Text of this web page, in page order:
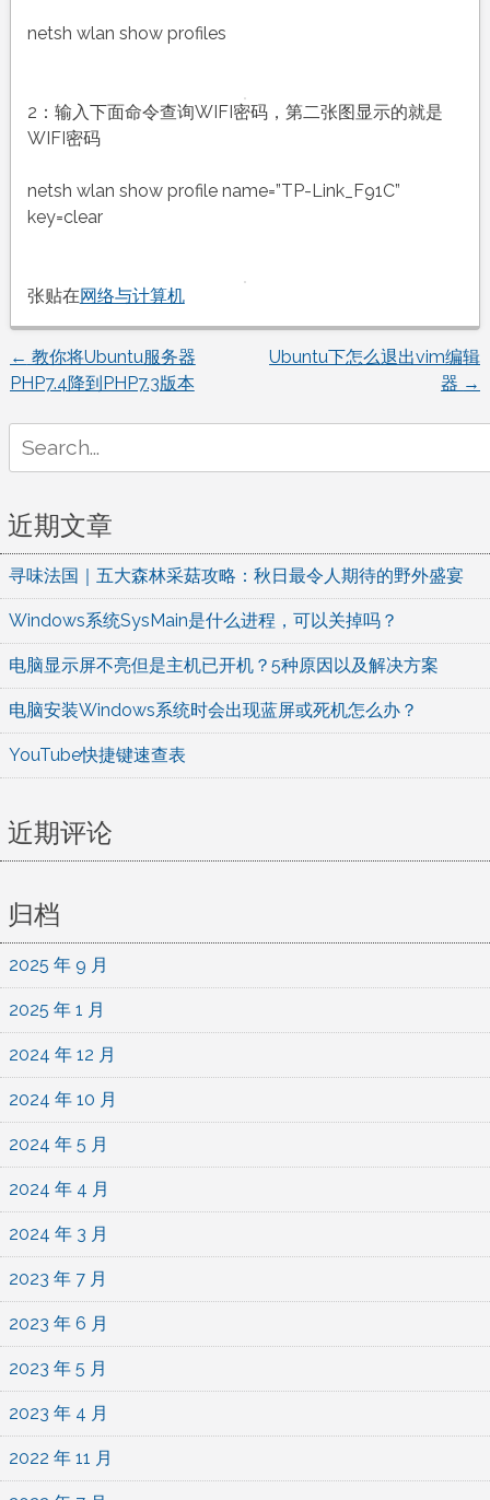
脑
接
netsh wlan show profiles
2：输入下面命令查询WIFI密码，第二张图显示的就是
WIFI密码
netsh wlan show profile name=”TP-Link_F91C”
key=clear
张贴在网络与计算机
文
章
导
航
← 教你将Ubuntu服务器
PHP7.4降到PHP7.3版本
Ubuntu下怎么退出vim编辑
器 →
for:
近期文章
寻味法国｜五大森林采菇攻略：秋日最令人期待的野外盛宴
Windows系统SysMain是什么进程，可以关掉吗？
电脑显示屏不亮但是主机已开机？5种原因以及解决方案
电脑安装Windows系统时会出现蓝屏或死机怎么办？
YouTube快捷键速查表
近期评论
归档
2025 年 9 月
2025 年 1 月
2024 年 12 月
2024 年 10 月
2024 年 5 月
2024 年 4 月
2024 年 3 月
2023 年 7 月
2023 年 6 月
2023 年 5 月
2023 年 4 月
2022 年 11 月